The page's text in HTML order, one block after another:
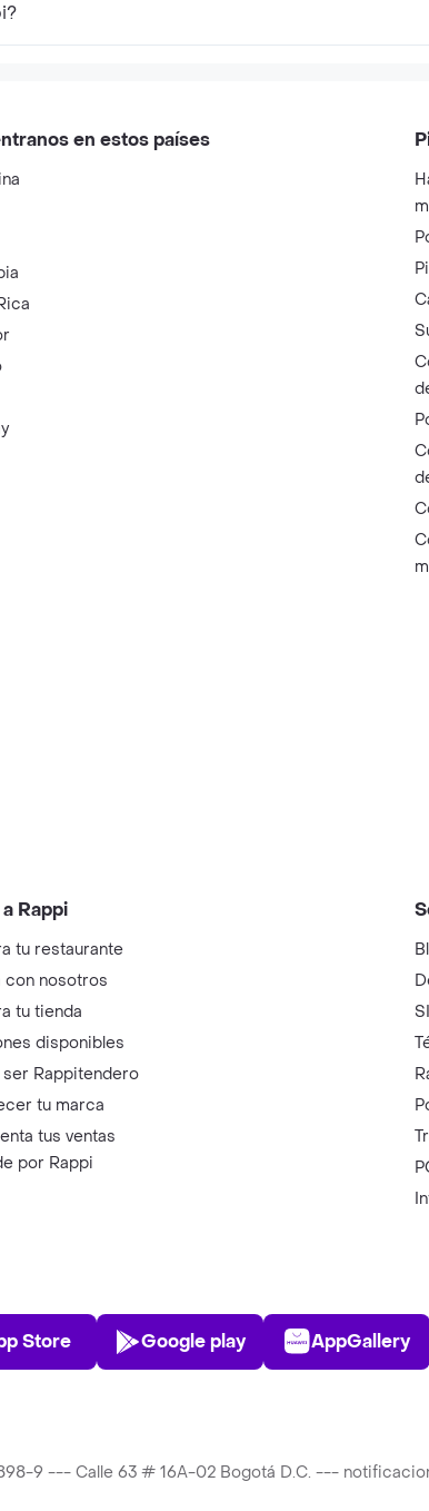
en estos países
Rappi
tu restaurante
con nosotros
tu tienda
disponibles
Rappitendero
tu marca
tus ventas
por Rappi
App Store
Store
Play Store
Google play AppGallery
9 --- Calle 63 # 16A-02 Bogotá D.C. ---